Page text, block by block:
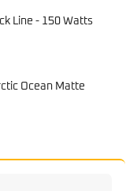
Line - 150 Watts
Ocean Matte